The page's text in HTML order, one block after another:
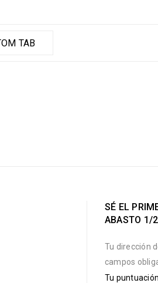
TAB
SÉ EL
ABASTO 1/
Tu dirección
campos
Tu